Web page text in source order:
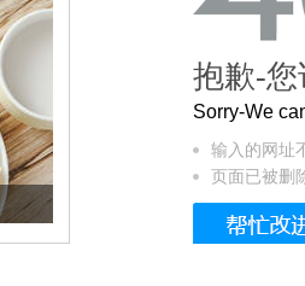
被列入佛家七宝的它到底有多美
抱歉-您
Sorry-We
输入的网址
页面已被删